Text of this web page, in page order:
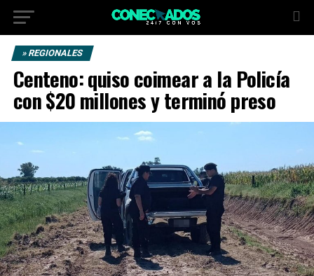
» REGIONALES
Centeno: quiso coimear a la Policía
con $20 millones y terminó preso